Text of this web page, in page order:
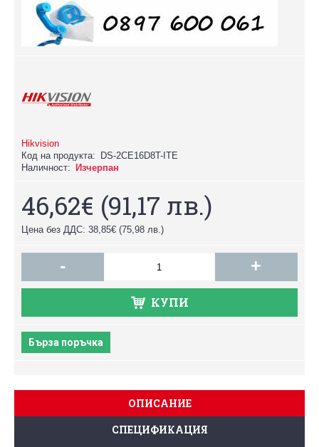
Hikvision
Код на продукта:
DS-2CE16D8T-ITE
Наличност:
Изчерпан
46,62€ (91,17 лв.)
Цена без ДДС: 38,85€ (75,98 лв.)
- +
КУПИ
Бърза поръчка
ОПИСАНИЕ
СПЕЦИФИКАЦИЯ